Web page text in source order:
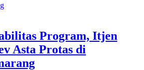
Program, Itjen
Asta Protas di